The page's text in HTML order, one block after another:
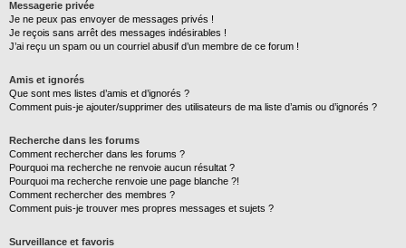
Messagerie privée
Je ne peux pas envoyer de messages privés !
Je reçois sans arrêt des messages indésirables !
J’ai reçu un spam ou un courriel abusif d’un membre de ce forum !
Amis et ignorés
Que sont mes listes d’amis et d’ignorés ?
Comment puis-je ajouter/supprimer des utilisateurs de ma liste d’amis ou d’ignorés ?
Recherche dans les forums
Comment rechercher dans les forums ?
Pourquoi ma recherche ne renvoie aucun résultat ?
Pourquoi ma recherche renvoie une page blanche ?!
Comment rechercher des membres ?
Comment puis-je trouver mes propres messages et sujets ?
Surveillance et favoris